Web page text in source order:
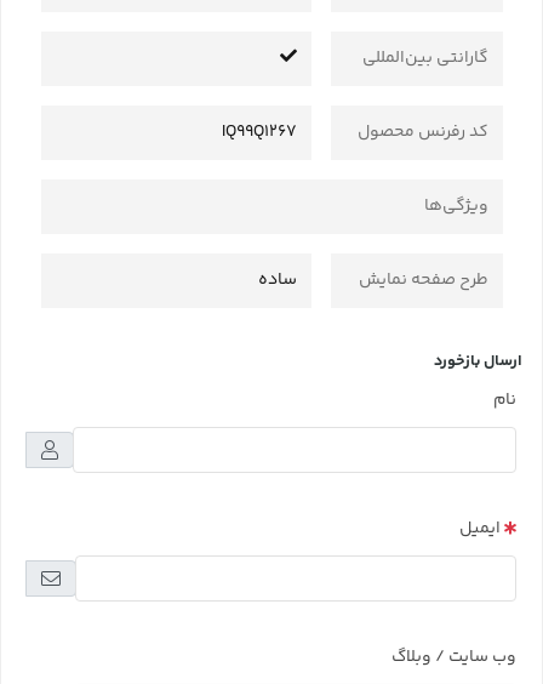
گارانتی بین‌المللی
کد رفرنس محصول IQ99Q1267
ویژگی‌ها
طرح صفحه نمایش ساده
ارسال بازخورد
نام
ایمیل
وب سایت / وبلاگ